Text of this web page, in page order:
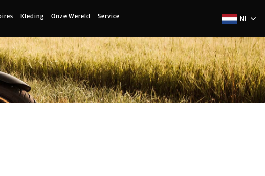
Kleding Onze Wereld Service Nl